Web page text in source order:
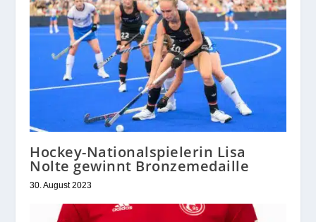
Hockey-Nationalspielerin Lisa
Nolte gewinnt Bronzemedaille
30. August 2023